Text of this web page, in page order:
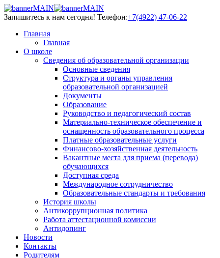
Запишитесь к нам сегодня! Телефон:+7(4922) 47-06-22
Главная
Главная
О школе
Сведения об образовательной организации
Основные сведения
Структура и органы управления
образовательной организацией
Документы
Образование
Руководство и педагогический состав
Материально-техническое обеспечение и
оснащенность образовательного процесса
Платные образовательные услуги
Финансово-хозяйственная деятельность
Вакантные места для приема (перевода)
обучающихся
Доступная среда
Международное сотрудничество
Образовательные стандарты и требования
История школы
Антикоррупционная политика
Работа аттестационной комиссии
Антидопинг
Новости
Контакты
Родителям